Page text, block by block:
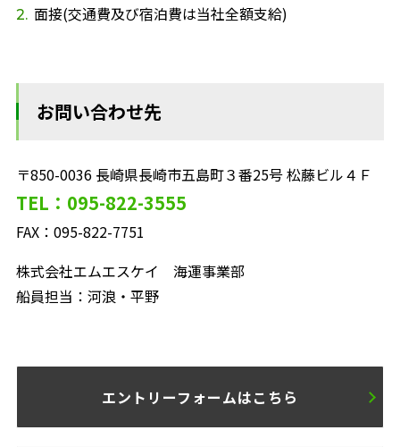
面接(交通費及び宿泊費は当社全額支給)
お問い合わせ先
〒850-0036 長崎県長崎市五島町３番25号 松藤ビル４Ｆ
TEL：095-822-3555
FAX：095-822-7751
株式会社エムエスケイ 海運事業部
船員担当：河浪・平野
エントリーフォームはこちら